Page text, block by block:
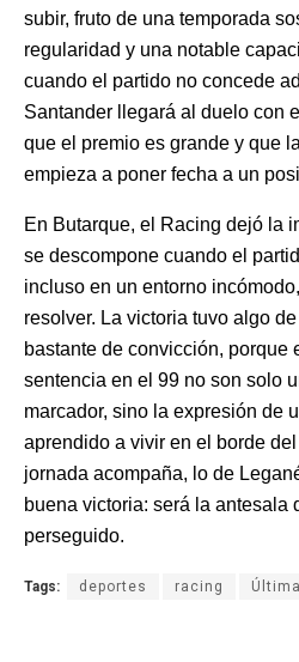
subir, fruto de una temporada
regularidad y una notable
cuando el partido no concede
Santander llegará al duelo con
que el premio es grande y que
empieza a poner fecha a un
En Butarque, el Racing dejó la
se descompone cuando el
incluso en un entorno
resolver. La victoria tuvo algo
bastante de convicción, porque
sentencia en el 99 no son solo
marcador, sino la expresión de
aprendido a vivir en el borde
jornada acompaña, lo de
buena victoria: será la antesala
perseguido.
Tags: deportes racing